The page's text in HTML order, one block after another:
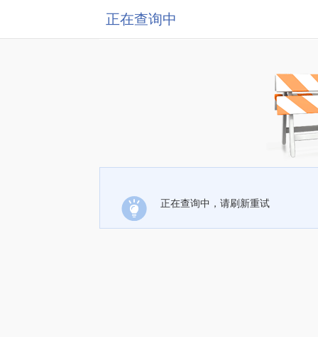
正在查询中
正在查询中，请刷新重试